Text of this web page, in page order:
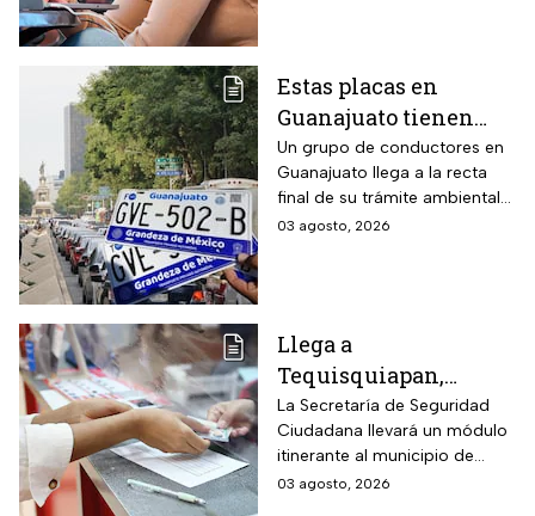
Estas placas en
Guanajuato tienen
hasta el 31 de agosto
2026 para realizar la
verificación
vehicular o habrá
Un grupo de conductores en
Guanajuato llega a la recta
final de su trámite ambiental
semestral. El descuido cuesta
03 agosto, 2026
Llega a
Tequisquiapan,
Querétaro, unidad
móvil de licencia de
conducir este martes
4 de agosto: los cupos
La Secretaría de Seguridad
Ciudadana llevará un módulo
itinerante al municipio de
Tequisquiapan, en Querétaro,
03 agosto, 2026